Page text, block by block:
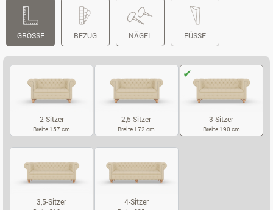
GRÖSSE BEZUG NÄGEL FÜSSE
2-Sitzer
Breite 157 cm
2,5-Sitzer
Breite 172 cm
3-Sitzer
Breite 190 cm
3,5-Sitzer 4-Sitzer